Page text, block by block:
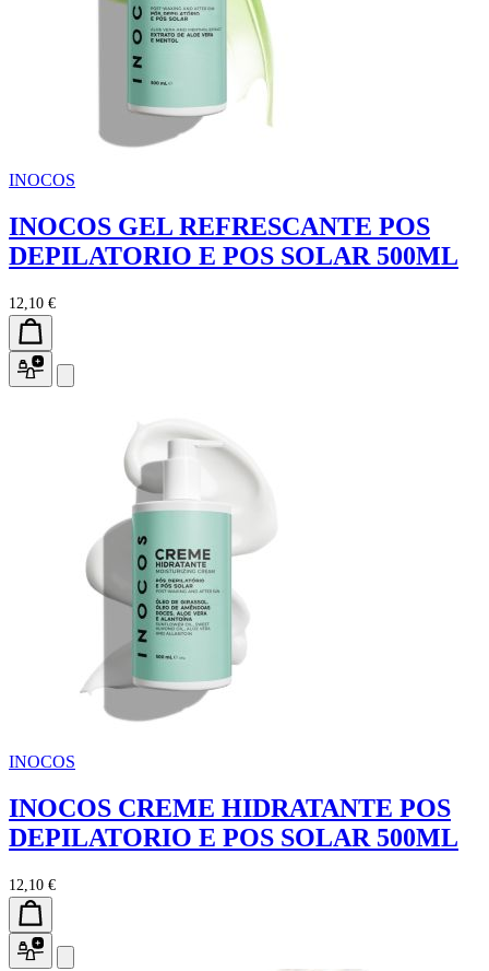
INOCOS
INOCOS GEL REFRESCANTE POS
DEPILATORIO E POS SOLAR 500ML
12,10 €
INOCOS
INOCOS CREME HIDRATANTE POS
DEPILATORIO E POS SOLAR 500ML
12,10 €